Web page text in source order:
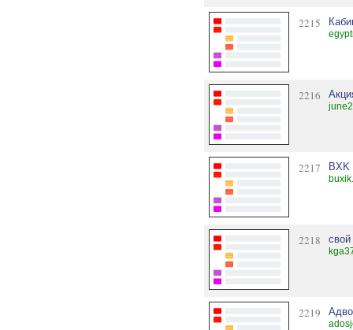
2215
2216
2217 BXK
2218 свой
2219